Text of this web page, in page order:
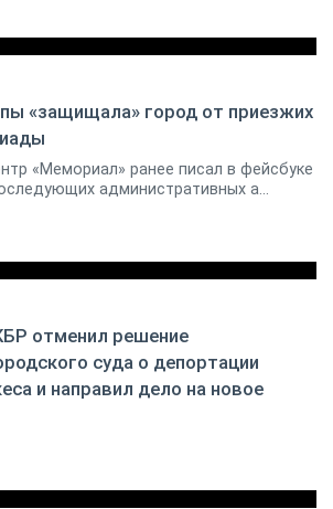
«защищала» город от приезжих
«Мемориал» ранее писал в фейсбуке
административных а...
отменил решение
суда о депортации
и направил дело на новое